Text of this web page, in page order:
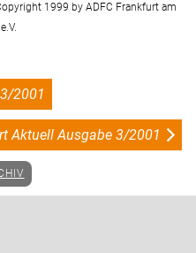
1999 by ADFC Frankfurt am
2001
Aktuell Ausgabe 3/2001